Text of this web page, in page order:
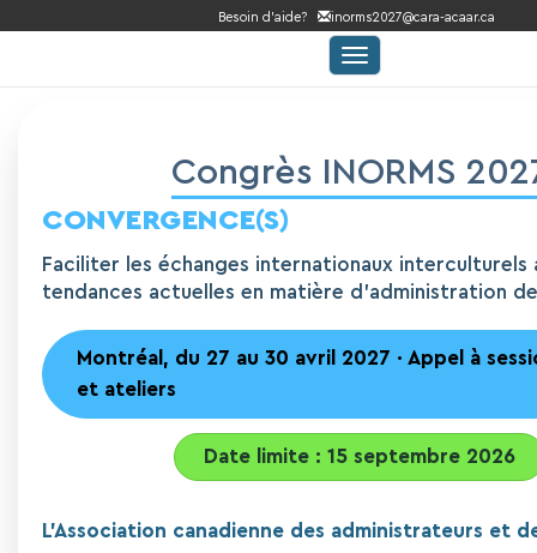
Besoin d’aide? inorms2027@cara-acaar.ca
Toggle
Congrès INORMS
CONVERGENCE(S)
Faciliter les échanges internationaux interculturels
tendances actuelles en matière d'administration
Montréal, du 27 au 30 avril 2027 · Appel à
et ateliers
Date limite : 15 septembre 2026
L'Association canadienne des administrateurs et